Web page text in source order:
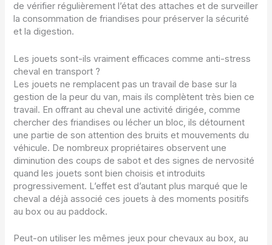
de vérifier régulièrement l’état des attaches et de surveiller
la consommation de friandises pour préserver la sécurité
et la digestion.
Les jouets sont-ils vraiment efficaces comme anti-stress
cheval en transport ?
Les jouets ne remplacent pas un travail de base sur la
gestion de la peur du van, mais ils complètent très bien ce
travail. En offrant au cheval une activité dirigée, comme
chercher des friandises ou lécher un bloc, ils détournent
une partie de son attention des bruits et mouvements du
véhicule. De nombreux propriétaires observent une
diminution des coups de sabot et des signes de nervosité
quand les jouets sont bien choisis et introduits
progressivement. L’effet est d’autant plus marqué que le
cheval a déjà associé ces jouets à des moments positifs
au box ou au paddock.
Peut-on utiliser les mêmes jeux pour chevaux au box, au